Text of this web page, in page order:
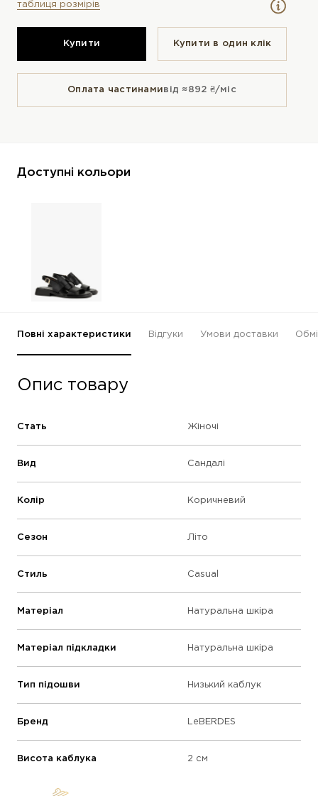
таблиця розмірів
Купити Купити в один клiк
Оплата частинамивід ≈892 ₴/міс
Доступні кольори
Повні характеристики Відгуки Умови доставки
Опис товару
Стать Жіночі
Вид Сандалі
Колір Коричневий
Сезон Літо
Стиль Casual
Матеріал Натуральна шкіра
Матеріал підкладки Натуральна шкіра
Тип підошви Низький каблук
Бренд LeBERDES
Висота каблука 2 см